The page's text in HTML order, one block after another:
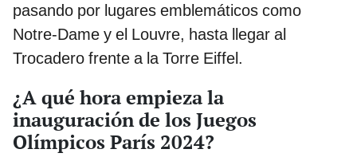
pasando por lugares emblemáticos como
Notre-Dame y el Louvre, hasta llegar al
Trocadero frente a la Torre Eiffel.
¿A qué hora empieza la
inauguración de los Juegos
Olímpicos París 2024?